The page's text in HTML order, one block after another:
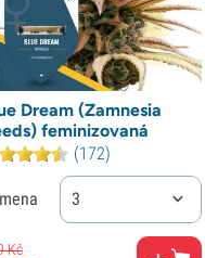
Dream (Zamnesia
feminizovaná
(172)
3
Kč